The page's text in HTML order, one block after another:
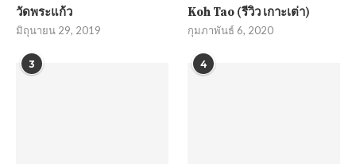
วัดพระแก้ว
มิถุนายน 29, 2019
Koh Tao (รีวิว เกาะเต่า)
กุมภาพันธ์ 6, 2020
3 4